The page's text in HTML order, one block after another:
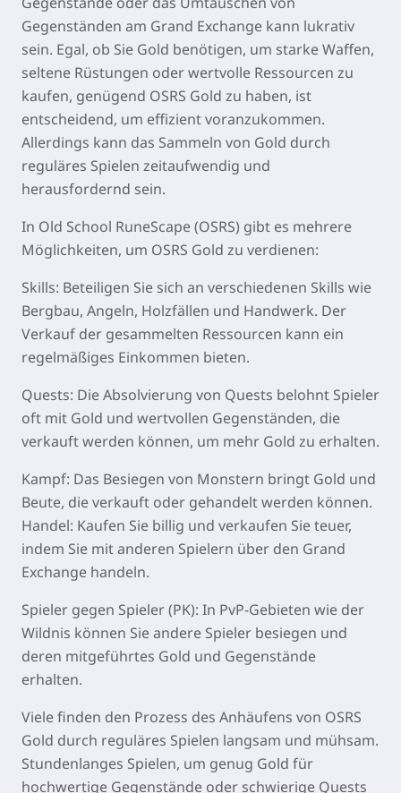
Gegenständen am Grand Exchange kann lukrativ
sein. Egal, ob Sie Gold benötigen, um starke Waffen,
seltene Rüstungen oder wertvolle Ressourcen zu
kaufen, genügend OSRS Gold zu haben, ist
entscheidend, um effizient voranzukommen.
Allerdings kann das Sammeln von Gold durch
reguläres Spielen zeitaufwendig und
herausfordernd sein.
In Old School RuneScape (OSRS) gibt es mehrere
Möglichkeiten, um OSRS Gold zu verdienen:
Skills: Beteiligen Sie sich an verschiedenen Skills wie
Bergbau, Angeln, Holzfällen und Handwerk. Der
Verkauf der gesammelten Ressourcen kann ein
regelmäßiges Einkommen bieten.
Quests: Die Absolvierung von Quests belohnt Spieler
oft mit Gold und wertvollen Gegenständen, die
verkauft werden können, um mehr Gold zu erhalten.
Kampf: Das Besiegen von Monstern bringt Gold und
Beute, die verkauft oder gehandelt werden können.
Handel: Kaufen Sie billig und verkaufen Sie teuer,
indem Sie mit anderen Spielern über den Grand
Exchange handeln.
Spieler gegen Spieler (PK): In PvP-Gebieten wie der
Wildnis können Sie andere Spieler besiegen und
deren mitgeführtes Gold und Gegenstände
erhalten.
Viele finden den Prozess des Anhäufens von OSRS
Gold durch reguläres Spielen langsam und mühsam.
Stundenlanges Spielen, um genug Gold für
hochwertige Gegenstände oder schwierige Quests